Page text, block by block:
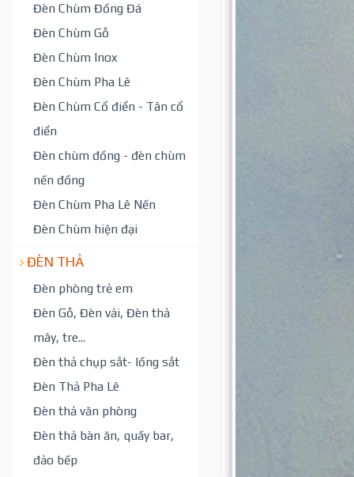
Đèn Chùm Đồng Đá
Đèn Chùm Gỗ
Đèn Chùm Inox
Đèn Chùm Pha Lê
Đèn Chùm Cổ điển - Tân cổ
điển
Đèn chùm đồng - đèn chùm
nến đồng
Đèn Chùm Pha Lê Nến
Đèn Chùm hiện đại
ĐÈN THẢ
Đèn phòng trẻ em
Đèn Gỗ, Đèn vải, Đèn thả
mây, tre...
Đèn thả chụp sắt- lồng sắt
Đèn Thả Pha Lê
Đèn thả văn phòng
Đèn thả bàn ăn, quầy bar,
đảo bếp